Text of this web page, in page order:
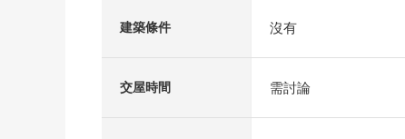
建築條件 沒有
交屋時間 需討論